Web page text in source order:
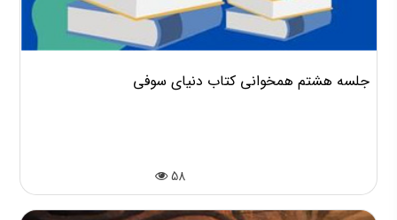
جلسه هشتم همخوانی کتاب دنیای سوفی
58